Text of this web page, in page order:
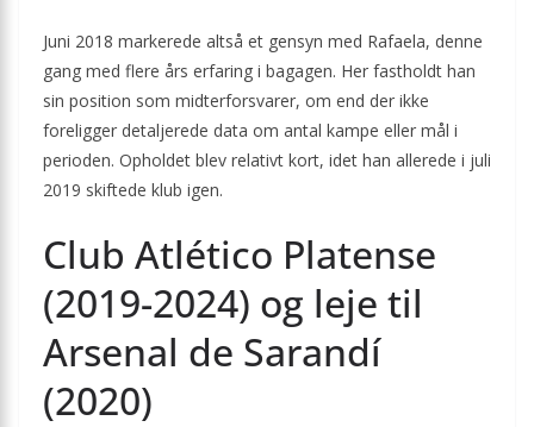
Juni 2018 markerede altså et gensyn med Rafaela, denne
gang med flere års erfaring i bagagen. Her fastholdt han
sin position som midterforsvarer, om end der ikke
foreligger detaljerede data om antal kampe eller mål i
perioden. Opholdet blev relativt kort, idet han allerede i juli
2019 skiftede klub igen.
Club Atlético Platense
(2019-2024) og leje til
Arsenal de Sarandí
(2020)